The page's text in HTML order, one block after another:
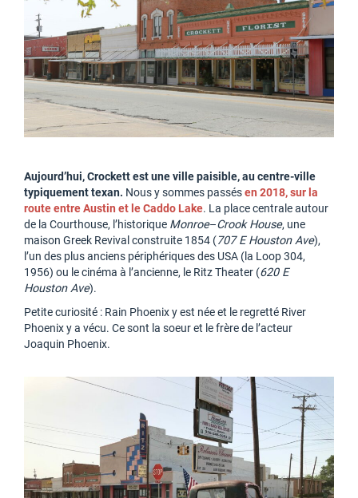
Aujourd’hui, Crockett est une ville paisible, au centre-ville
typiquement texan. Nous y sommes passésen 2018, sur la
route entre Austin et le Caddo Lake. La place centrale autour
de la Courthouse, l’historique Monroe–Crook House, une
maison Greek Revival construite 1854 (707 E Houston Ave),
l’un des plus anciens périphériques des USA (la Loop 304,
1956) ou le cinéma à l’ancienne, le Ritz Theater (620 E
Houston Ave).
Petite curiosité : Rain Phoenix y est née et le regretté River
Phoenix y a vécu. Ce sont la soeur et le frère de l’acteur
Joaquin Phoenix.